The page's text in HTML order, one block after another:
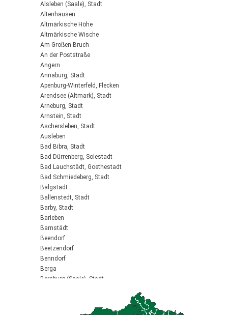
Alsleben (Saale), Stadt
Altenhausen
Altmärkische Höhe
Altmärkische Wische
Am Großen Bruch
An der Poststraße
Angern
Annaburg, Stadt
Apenburg-Winterfeld, Flecken
Arendsee (Altmark), Stadt
Arneburg, Stadt
Arnstein, Stadt
Aschersleben, Stadt
Ausleben
Bad Bibra, Stadt
Bad Dürrenberg, Solestadt
Bad Lauchstädt, Goethestadt
Bad Schmiedeberg, Stadt
Balgstädt
Ballenstedt, Stadt
Barby, Stadt
Barleben
Barnstädt
Beendorf
Beetzendorf
Benndorf
Berga
Bernburg (Saale), Stadt
Bitterfeld-Wolfen, Stadt